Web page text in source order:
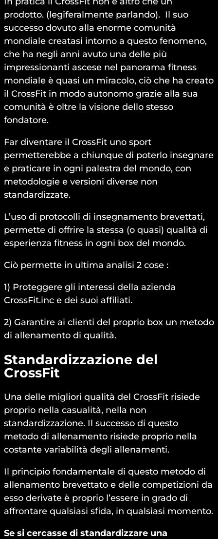
prodotto. (legiferalmente parlando). Il suo
successo dovuto alla enorme comunità
mondiale creatasi intorno a questo fenomeno,
che ha negli anni avuto una delle più
impressionanti ascese nel panorama fitness
mondiale è quasi un miracolo, ciò che ha creato
il CrossFit in modo autonomo grazie alla sua
comunità è oltre la visione dello stesso
fondatore.
Far diventare il CrossFit uno sport
permetterebbe a chiunque di poterlo insegnare
e praticare in ogni palestra del mondo, con
metodologie e versioni diverse non
standardizzate.
L’uso di protocolli di insegnamento brevettati,
permette di offrire la stessa (o quasi) qualità di
esperienza fitness in ogni box del mondo.
Ciò permette in ultima analisi 2 cose :
1) Proteggere gli interessi della azienda
CrossFit.inc e dei suoi affiliati.
2) Garantire ai clienti del proprio box un metodo
di allenamento di qualità.
Standardizzazione del
CrossFit
Una delle migliori qualità del CrossFit risiede
proprio nella casualità, nella non
standardizzazione. Il successo di questo
metodo di allenamento risiede proprio nella
costante variabilità degli allenamenti.
Il principio fondamentale di questo metodo di
allenamento brevettato e delle competizioni da
esso derivate è proprio l’essere in grado di
affrontare qualsiasi sfida, in qualsiasi momento.
Se si cercasse di standardizzare una